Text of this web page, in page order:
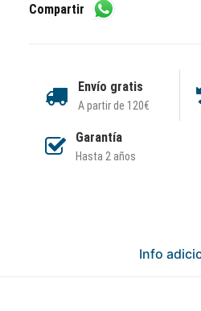
Compartir
Envío gratis
A partir de 120€
Garantía
Hasta 2 años
Info